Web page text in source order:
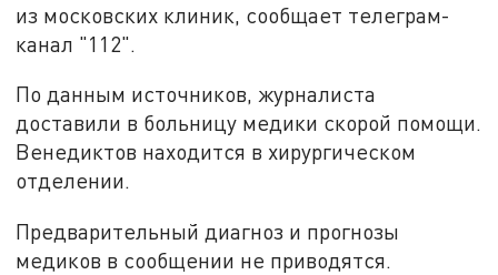
из московских клиник, сообщает телеграм-
канал "112".
По данным источников, журналиста
доставили в больницу медики скорой помощи.
Венедиктов находится в хирургическом
отделении.
Предварительный диагноз и прогнозы
медиков в сообщении не приводятся.